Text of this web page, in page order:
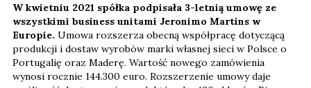
W kwietniu 2021 spółka podpisała 3-letnią umowę ze
wszystkimi business unitami Jeronimo Martins w
Europie. Umowa rozszerza obecną współpracę dotyczącą
produkcji i dostaw wyrobów marki własnej sieci w Polsce o
Portugalię oraz Maderę. Wartość nowego zamówienia
wynosi rocznie 144.300 euro. Rozszerzenie umowy daje